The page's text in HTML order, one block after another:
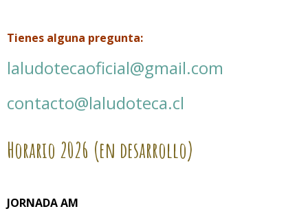
Tienes alguna pregunta:
laludotecaoficial@gmail.com
contacto@laludoteca.cl
Horario 2026 (en desarrollo)
JORNADA AM